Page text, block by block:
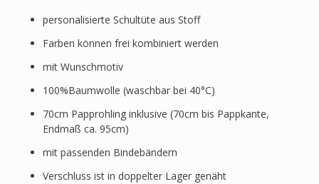
personalisierte Schultüte aus Stoff
Farben können frei kombiniert werden
mit Wunschmotiv
100%Baumwolle (waschbar bei 40°C)
70cm Papprohling inklusive (70cm bis Pappkante,
Endmaß ca. 95cm)
mit passenden Bindebändern
Verschluss ist in doppelter Lager genäht